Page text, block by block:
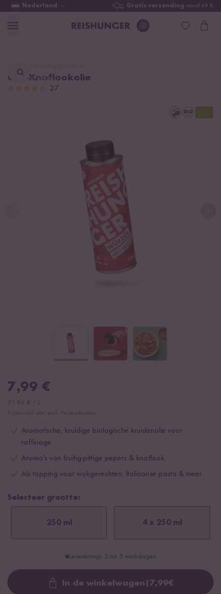
Nederland Gratis verzending vanaf 49 €
vinden ...
Chili-Knoflookolie
27
7,99 €
Aromatische, kruidige biologische kruidenolie voor
raffinage
Aroma's van fruitig-pittige pepers & knoflook
Als topping voor wokgerechten, Italiaanse pasta & meer
Selecteer grootte:
250 ml 4 x 250 ml
Levertermijn 3 tot 5 werkdagen
Loading...
In de winkelwagen 7,99€